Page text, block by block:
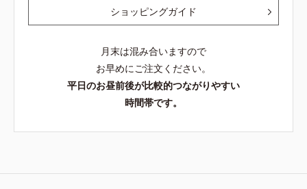
ショッピングガイド
月末は混み合いますので
お早めにご注文ください。
平日のお昼前後が比較的つながりやすい
時間帯です。